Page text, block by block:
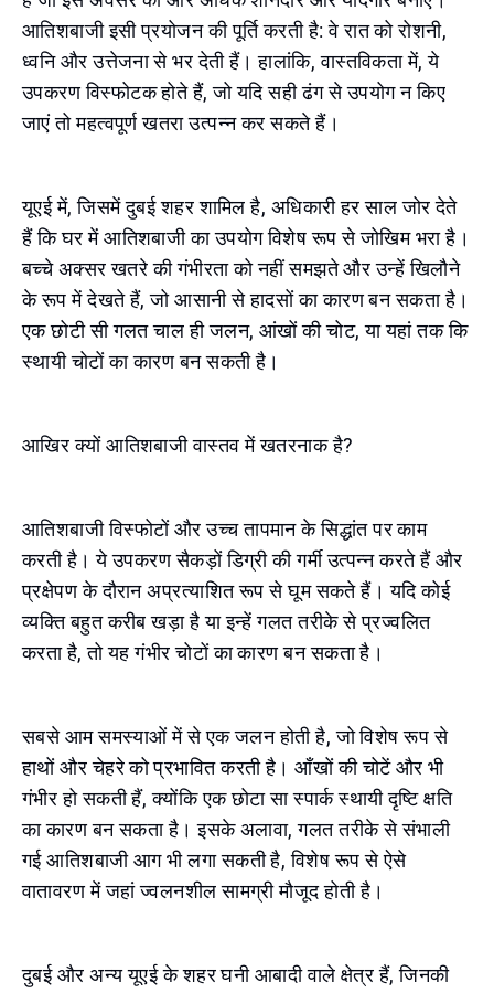
आतिशबाजी इसी प्रयोजन की पूर्ति करती है: वे रात को रोशनी,
ध्वनि और उत्तेजना से भर देती हैं। हालांकि, वास्तविकता में, ये
उपकरण विस्फोटक होते हैं, जो यदि सही ढंग से उपयोग न किए
जाएं तो महत्वपूर्ण खतरा उत्पन्न कर सकते हैं।
यूएई में, जिसमें दुबई शहर शामिल है, अधिकारी हर साल जोर देते
हैं कि घर में आतिशबाजी का उपयोग विशेष रूप से जोखिम भरा है।
बच्चे अक्सर खतरे की गंभीरता को नहीं समझते और उन्हें खिलौने
के रूप में देखते हैं, जो आसानी से हादसों का कारण बन सकता है।
एक छोटी सी गलत चाल ही जलन, आंखों की चोट, या यहां तक कि
स्थायी चोटों का कारण बन सकती है।
आखिर क्यों आतिशबाजी वास्तव में खतरनाक है?
आतिशबाजी विस्फोटों और उच्च तापमान के सिद्धांत पर काम
करती है। ये उपकरण सैकड़ों डिग्री की गर्मी उत्पन्न करते हैं और
प्रक्षेपण के दौरान अप्रत्याशित रूप से घूम सकते हैं। यदि कोई
व्यक्ति बहुत करीब खड़ा है या इन्हें गलत तरीके से प्रज्वलित
करता है, तो यह गंभीर चोटों का कारण बन सकता है।
सबसे आम समस्याओं में से एक जलन होती है, जो विशेष रूप से
हाथों और चेहरे को प्रभावित करती है। आँखों की चोटें और भी
गंभीर हो सकती हैं, क्योंकि एक छोटा सा स्पार्क स्थायी दृष्टि क्षति
का कारण बन सकता है। इसके अलावा, गलत तरीके से संभाली
गई आतिशबाजी आग भी लगा सकती है, विशेष रूप से ऐसे
वातावरण में जहां ज्वलनशील सामग्री मौजूद होती है।
दुबई और अन्य यूएई के शहर घनी आबादी वाले क्षेत्र हैं, जिनकी